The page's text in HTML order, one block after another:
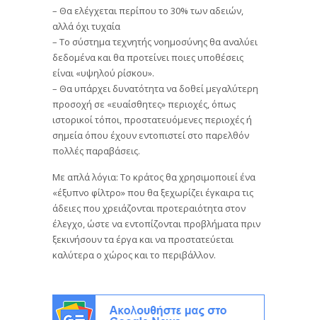
– Θα ελέγχεται περίπου το 30% των αδειών,
αλλά όχι τυχαία
– Το σύστημα τεχνητής νοημοσύνης θα αναλύει
δεδομένα και θα προτείνει ποιες υποθέσεις
είναι «υψηλού ρίσκου».
– Θα υπάρχει δυνατότητα να δοθεί μεγαλύτερη
προσοχή σε «ευαίσθητες» περιοχές, όπως
ιστορικοί τόποι, προστατευόμενες περιοχές ή
σημεία όπου έχουν εντοπιστεί στο παρελθόν
πολλές παραβάσεις.
Με απλά λόγια: Το κράτος θα χρησιμοποιεί ένα
«έξυπνο φίλτρο» που θα ξεχωρίζει έγκαιρα τις
άδειες που χρειάζονται προτεραιότητα στον
έλεγχο, ώστε να εντοπίζονται προβλήματα πριν
ξεκινήσουν τα έργα και να προστατεύεται
καλύτερα ο χώρος και το περιβάλλον.